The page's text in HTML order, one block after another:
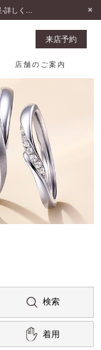
来店予約
店舗のご案内
検索
着用